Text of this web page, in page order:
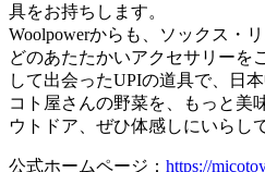
具をお持ちします。
Woolpowerからも、ソックス・
どのあたたかいアクセサリーを
して出会ったUPIの道具で、日
コト屋さんの野菜を、もっと美
ウトドア、ぜひ体感しにいらし
公式ホームページ： https://